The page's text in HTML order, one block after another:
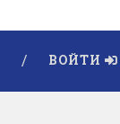
ВОЙТИ